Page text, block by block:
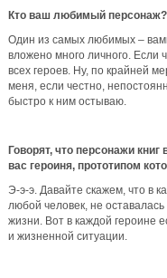
Кто ваш любимый
Один из самых любимых –
вложено много личного. Если
всех героев. Ну, по крайней
меня, если честно,
быстро к ним остываю.
Говорят, что персонажи
вас героиня, прототипом
Э-э-э. Давайте скажем, что в
любой человек, не
жизни. Вот в каждой героине
и жизненной ситуации.